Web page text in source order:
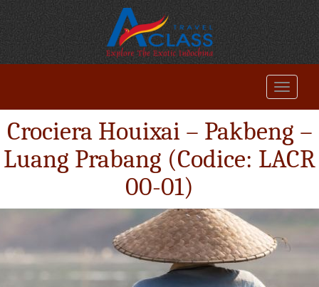
Crociera Houixai – Pakbeng –
Luang Prabang (Codice: LACR
00-01)